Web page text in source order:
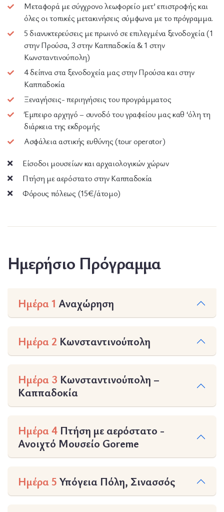
Μεταφορά με σύγχρονο λεωφορείο μετ’ επιστροφής και
όλες οι τοπικές μετακινήσεις σύμφωνα με το πρόγραμμα.
5 διανυκτερεύσεις με πρωινό σε επιλεγμένα ξενοδοχεία (1
στην Προύσα, 3 στην Καππαδοκία & 1 στην
Κωνσταντινούπολη)
4 δείπνα στα ξενοδοχεία μας στην Προύσα και στην
Καππαδοκία
Ξεναγήσεις- περιηγήσεις του προγράμματος
Έμπειρο αρχηγό – συνοδό του γραφείου μας καθ ‘όλη τη
διάρκεια της εκδρομής
Ασφάλεια αστικής ευθύνης (tour operator)
Είσοδοι μουσείων και αρχαιολογικών χώρων
Πτήση με αερόστατο στην Καππαδοκία
Φόρους πόλεως (15€/άτομο)
Ημερήσιο Πρόγραμμα
Ημέρα 1 Αναχώρηση
Ημέρα 2 Κωνσταντινούπολη
Ημέρα 3 Κωνσταντινούπολη –
Καππαδοκία
Ημέρα 4 Πτήση με αερόστατο -
Ανοιχτό Μουσείο Goreme
Ημέρα 5 Υπόγεια Πόλη, Σινασσός